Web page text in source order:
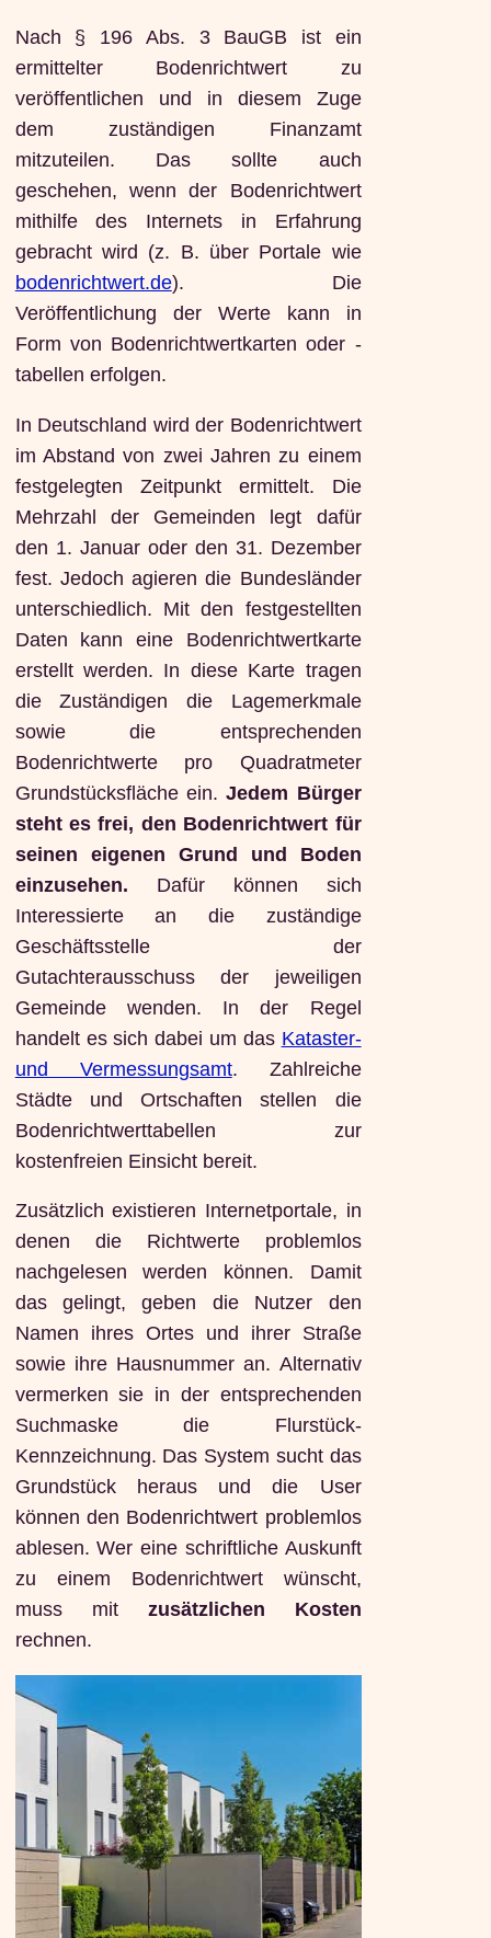
Nach § 196 Abs. 3 BauGB ist ein
ermittelter Bodenrichtwert zu
veröffentlichen und in diesem Zuge
dem zuständigen Finanzamt
mitzuteilen. Das sollte auch
geschehen, wenn der Bodenrichtwert
mithilfe des Internets in Erfahrung
gebracht wird (z. B. über Portale wie
bodenrichtwert.de). Die
Veröffentlichung der Werte kann in
Form von Bodenrichtwertkarten oder -
tabellen erfolgen.
In Deutschland wird der Bodenrichtwert
im Abstand von zwei Jahren zu einem
festgelegten Zeitpunkt ermittelt. Die
Mehrzahl der Gemeinden legt dafür
den 1. Januar oder den 31. Dezember
fest. Jedoch agieren die Bundesländer
unterschiedlich. Mit den festgestellten
Daten kann eine Bodenrichtwertkarte
erstellt werden. In diese Karte tragen
die Zuständigen die Lagemerkmale
sowie die entsprechenden
Bodenrichtwerte pro Quadratmeter
Grundstücksfläche ein.Jedem Bürger
steht es frei, den Bodenrichtwert für
seinen eigenen Grund und Boden
einzusehen. Dafür können sich
Interessierte an die zuständige
Geschäftsstelle der
Gutachterausschuss der jeweiligen
Gemeinde wenden. In der Regel
handelt es sich dabei um das Kataster-
und Vermessungsamt. Zahlreiche
Städte und Ortschaften stellen die
Bodenrichtwerttabellen zur
kostenfreien Einsicht bereit.
Zusätzlich existieren Internetportale, in
denen die Richtwerte problemlos
nachgelesen werden können. Damit
das gelingt, geben die Nutzer den
Namen ihres Ortes und ihrer Straße
sowie ihre Hausnummer an. Alternativ
vermerken sie in der entsprechenden
Suchmaske die Flurstück-
Kennzeichnung. Das System sucht das
Grundstück heraus und die User
können den Bodenrichtwert problemlos
ablesen. Wer eine schriftliche Auskunft
zu einem Bodenrichtwert wünscht,
muss mit zusätzlichen Kosten
rechnen.